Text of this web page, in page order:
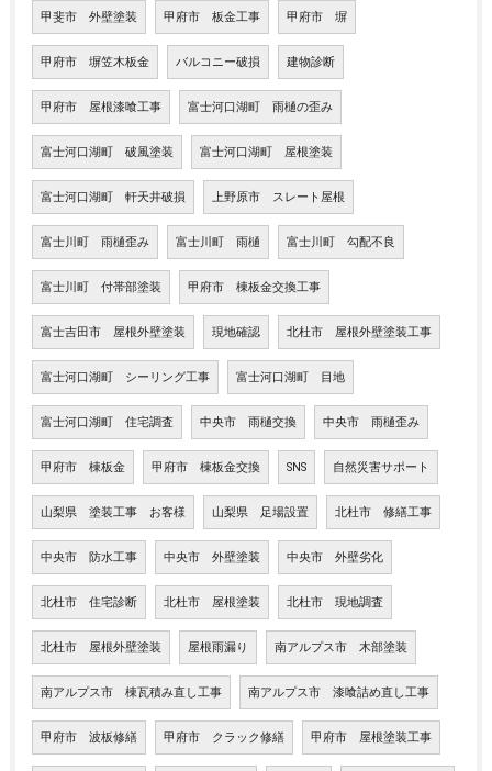
甲斐市 外壁塗装 甲府市 板金工事 甲府市 塀
甲府市 塀笠木板金 バルコニー破損 建物診断
甲府市 屋根漆喰工事 富士河口湖町 雨樋の歪み
富士河口湖町 破風塗装 富士河口湖町 屋根塗装
富士河口湖町 軒天井破損 上野原市 スレート屋根
富士川町 雨樋歪み 富士川町 雨樋 富士川町 勾配不良
富士川町 付帯部塗装 甲府市 棟板金交換工事
富士吉田市 屋根外壁塗装 現地確認 北杜市 屋根外壁塗装工事
富士河口湖町 シーリング工事 富士河口湖町 目地
富士河口湖町 住宅調査 中央市 雨樋交換 中央市 雨樋歪み
甲府市 棟板金 甲府市 棟板金交換 SNS 自然災害サポート
山梨県 塗装工事 お客様 山梨県 足場設置 北杜市 修繕工事
中央市 防水工事 中央市 外壁塗装 中央市 外壁劣化
北杜市 住宅診断 北杜市 屋根塗装 北杜市 現地調査
北杜市 屋根外壁塗装 屋根雨漏り 南アルプス市 木部塗装
南アルプス市 棟瓦積み直し工事 南アルプス市 漆喰詰め直し工事
甲府市 波板修繕 甲府市 クラック修繕 甲府市 屋根塗装工事